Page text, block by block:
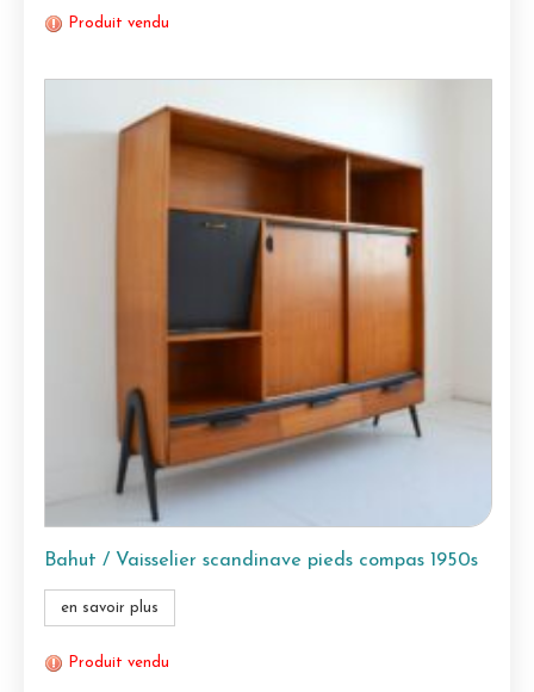
Produit vendu
Bahut / Vaisselier scandinave pieds compas 1950s
en savoir plus
Produit vendu